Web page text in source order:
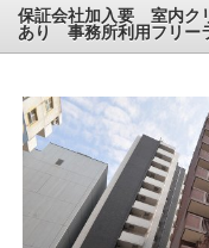
保証会社加入要 室内ク
あり 事務所利用フリー